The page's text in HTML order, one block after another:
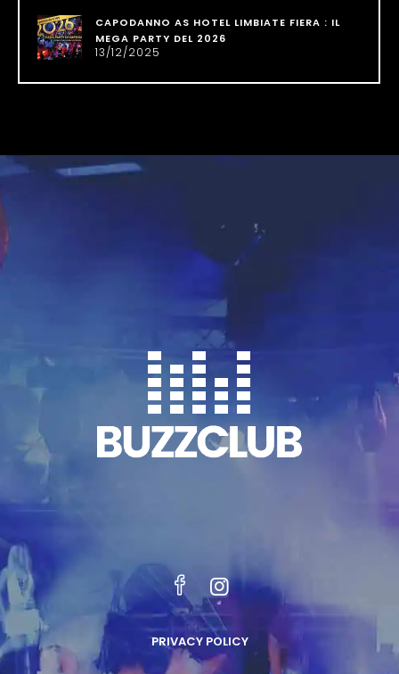
CAPODANNO AS HOTEL LIMBIATE FIERA : IL
MEGA PARTY DEL 2026
13/12/2025
PRIVACY POLICY